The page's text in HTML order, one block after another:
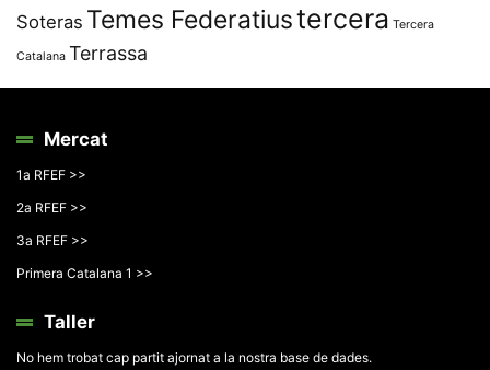
Soteras Temes Federatiustercera Tercera
Catalana Terrassa
Mercat
1a RFEF >>
2a RFEF >>
3a RFEF >>
Primera Catalana 1 >>
Taller
No hem trobat cap partit ajornat a la nostra base de dades.